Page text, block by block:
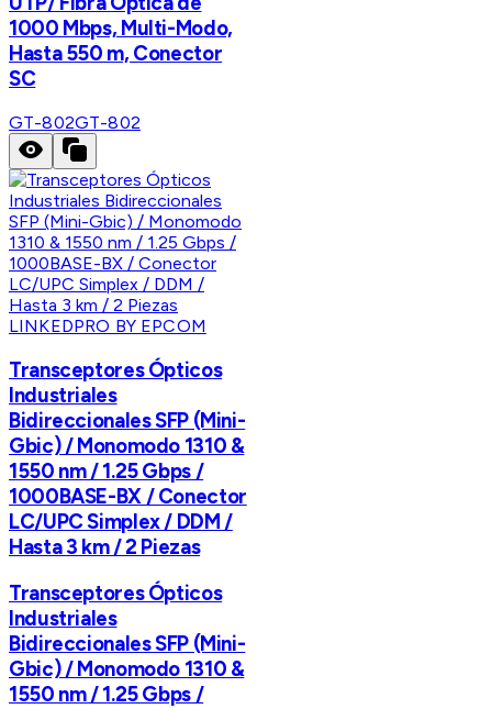
1000 Mbps, Multi-Modo,
Hasta 550 m, Conector
SC
GT-802GT-802
LINKEDPRO BY EPCOM
Transceptores Ópticos
Industriales
Bidireccionales SFP (Mini-
Gbic) / Monomodo 1310 &
1550 nm / 1.25 Gbps /
1000BASE-BX / Conector
LC/UPC Simplex / DDM /
Hasta 3 km / 2 Piezas
Transceptores Ópticos
Industriales
Bidireccionales SFP (Mini-
Gbic) / Monomodo 1310 &
1550 nm / 1.25 Gbps /